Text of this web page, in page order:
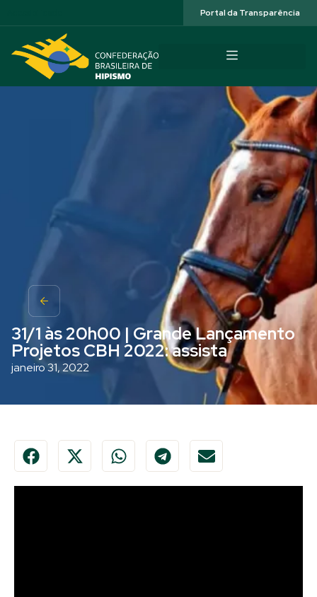
Portal da Transparência
31/1 às 20h00 | Grande Lançamento
Projetos CBH 2022: assista
janeiro 31, 2022